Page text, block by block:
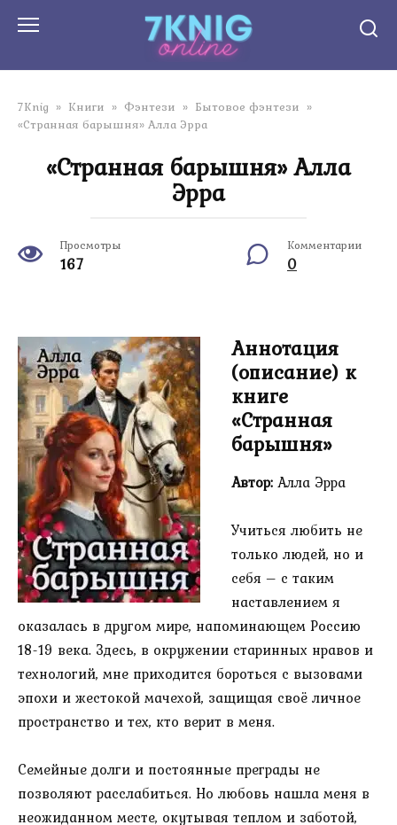
7Knig » Книги » Фэнтези » Бытовое фэнтези »
«Странная барышня» Алла Эрра
«Странная барышня» Алла
Эрра
Просмотры
167
Комментарии
0
Аннотация
(описание) к
книге
«Странная
барышня»
Автор:Алла Эрра
Учиться любить не
только людей, но и
себя – с таким
наставлением я
оказалась в другом мире, напоминающем Россию
18-19 века. Здесь, в окружении старинных нравов и
технологий, мне приходится бороться с вызовами
эпохи и жестокой мачехой, защищая своё личное
пространство и тех, кто верит в меня.
Семейные долги и постоянные преграды не
позволяют расслабиться. Но любовь нашла меня в
неожиданном месте, окутывая теплом и заботой,